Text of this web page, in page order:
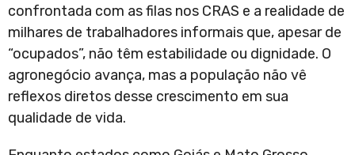
confrontada com as filas nos CRAS e a realidade de
milhares de trabalhadores informais que, apesar de
“ocupados”, não têm estabilidade ou dignidade. O
agronegócio avança, mas a população não vê
reflexos diretos desse crescimento em sua
qualidade de vida.